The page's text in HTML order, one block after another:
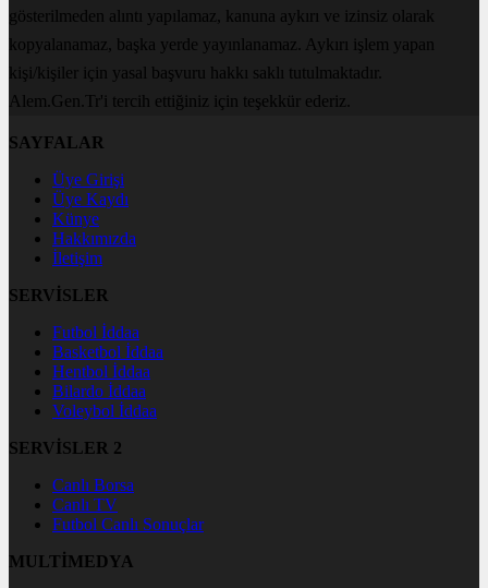
gösterilmeden alıntı yapılamaz, kanuna aykırı ve izinsiz olarak
kopyalanamaz, başka yerde yayınlanamaz. Aykırı işlem yapan
kişi/kişiler için yasal başvuru hakkı saklı tutulmaktadır.
Alem.Gen.Tr'i tercih ettiğiniz için teşekkür ederiz.
SAYFALAR
Üye Girişi
Üye Kaydı
Künye
Hakkımızda
İletişim
SERVİSLER
Futbol İddaa
Basketbol İddaa
Hentbol İddaa
Bilardo İddaa
Voleybol İddaa
SERVİSLER 2
Canlı Borsa
Canlı TV
Futbol Canlı Sonuçlar
MULTİMEDYA